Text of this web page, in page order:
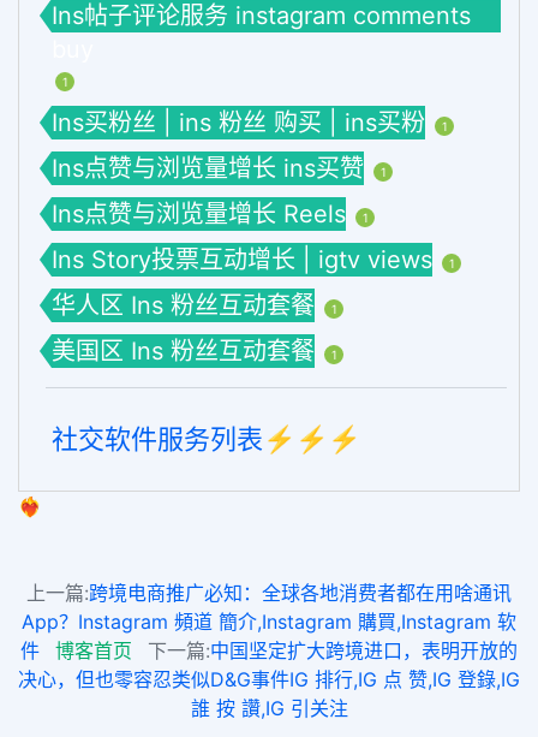
Ins帖子评论服务 instagram comments
1
Ins买粉丝 | ins 粉丝 购买 | ins买粉 1
Ins点赞与浏览量增长 ins买赞 1
Ins点赞与浏览量增长 Reels 1
Ins Story投票互动增长 | igtv views 1
华人区 Ins 粉丝互动套餐 1
美国区 Ins 粉丝互动套餐 1
社交软件服务列表⚡️⚡️⚡️
❤️‍🔥
上一篇:跨境电商推广必知：全球各地消费者都在用啥通讯
App？Instagram 頻道 簡介,Instagram 購買,Instagram 软
件
博客首页 下一篇:中国坚定扩大跨境进口，表明开放的
决心，但也零容忍类似D&G事件IG 排行,IG 点 赞,IG 登錄,IG
誰 按 讚,IG 引关注